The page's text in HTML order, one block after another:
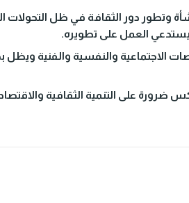
وتطور دور الثقافة في ظل التحولات
العمل على تطويره.
الاجتماعية والنفسية والفنية ويظل
على التنمية الثقافية